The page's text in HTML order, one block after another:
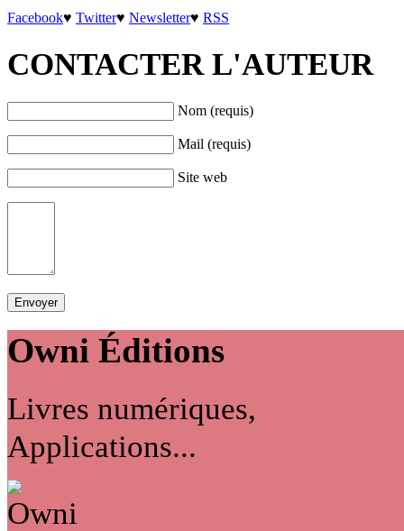
Facebook♥ Twitter♥ Newsletter♥ RSS
CONTACTER L'AUTEUR
Nom (requis)
Mail (requis)
Site web
Owni Éditions
Livres numériques,
Applications...